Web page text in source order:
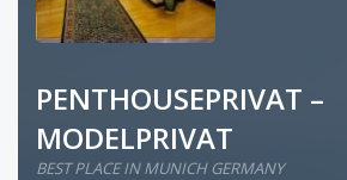
PENTHOUSEPRIVAT –
MODELPRIVAT
BEST PLACE IN MUNICH GERMANY